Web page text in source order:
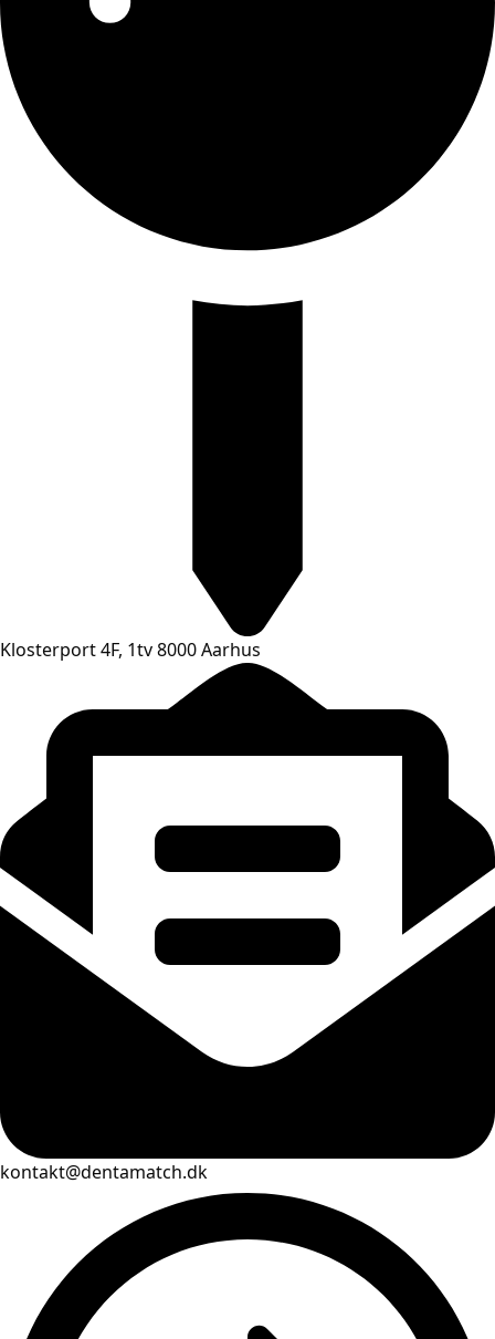
Klosterport 4F, 1tv 8000 Aarhus
kontakt@dentamatch.dk